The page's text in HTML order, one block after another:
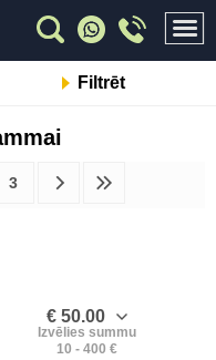
Filtrēt
3
€ 50.00
Izvēlies summu
10 - 400 €